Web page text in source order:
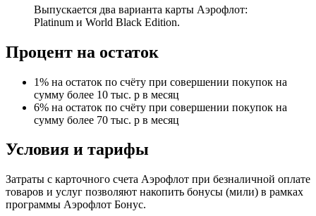
Выпускается два варианта карты Аэрофлот:
Platinum и World Black Edition.
Процент на остаток
1% на остаток по счёту при совершении покупок на
сумму более 10 тыс. р в месяц
6% на остаток по счёту при совершении покупок на
сумму более 70 тыс. р в месяц
Условия и тарифы
Затраты с карточного счета Аэрофлот при безналичной оплате
товаров и услуг позволяют накопить бонусы (мили) в рамках
программы Аэрофлот Бонус.